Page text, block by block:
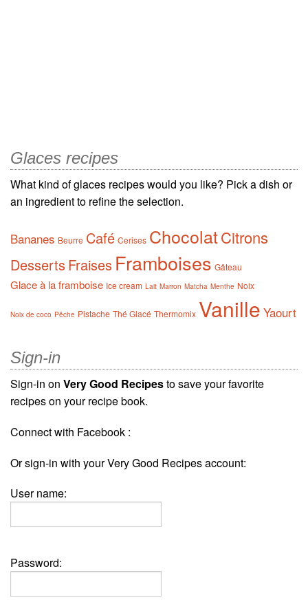
Glaces recipes
What kind of glaces recipes would you like? Pick a dish or
an ingredient to refine the selection.
Bananes Beurre Café Cerises ChocolatCitrons
DessertsFraises Framboises Gâteau
Glace à la framboise Ice cream Lait Marron Matcha Menthe Noix
Noix de coco Pêche Pistache Thé Glacé Thermomix Vanille Yaourt
Sign-in
Sign-in on Very Good Recipesto save your favorite
recipes on your recipe book.
Connect with Facebook :
Or sign-in with your Very Good Recipes account:
User name:
Password: